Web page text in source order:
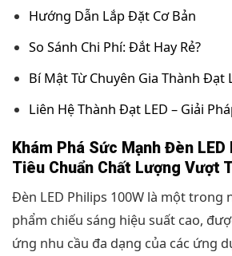
Hướng Dẫn Lắp Đặt Cơ Bản
So Sánh Chi Phí: Đắt Hay Rẻ?
Bí Mật Từ Chuyên Gia Thành Đạt
Liên Hệ Thành Đạt LED – Giải
Khám Phá Sức Mạnh Đèn
Tiêu Chuẩn Chất Lượng Vượt
Đèn LED Philips 100W là một trong
phẩm chiếu sáng hiệu suất cao,
ứng nhu cầu đa dạng của các ứng